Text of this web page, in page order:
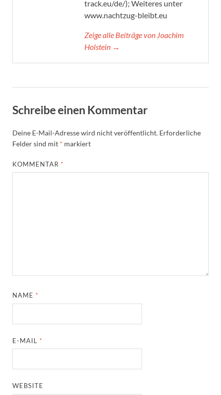
track.eu/de/); Weiteres unter
www.nachtzug-bleibt.eu
Zeige alle Beiträge von Joachim
Holstein →
Schreibe einen Kommentar
Deine E-Mail-Adresse wird nicht veröffentlicht. Erforderliche
Felder sind mit * markiert
KOMMENTAR *
NAME *
E-MAIL *
WEBSITE